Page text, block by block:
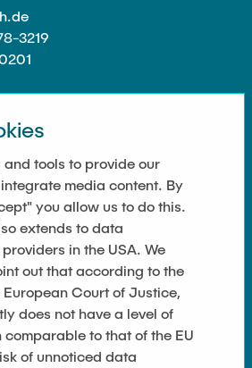
3219
and tools to provide our
media content. By
you allow us to do this.
extends to data
in the USA. We
out that according to the
Court of Justice,
does not have a level of
to that of the EU
of unnoticed data